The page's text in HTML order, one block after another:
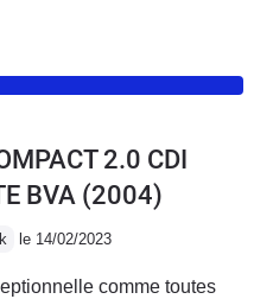
2.0 CDI
BVA (2004)
le 14/02/2023
comme toutes